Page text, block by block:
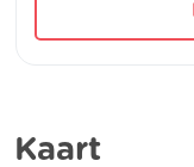
Kaart